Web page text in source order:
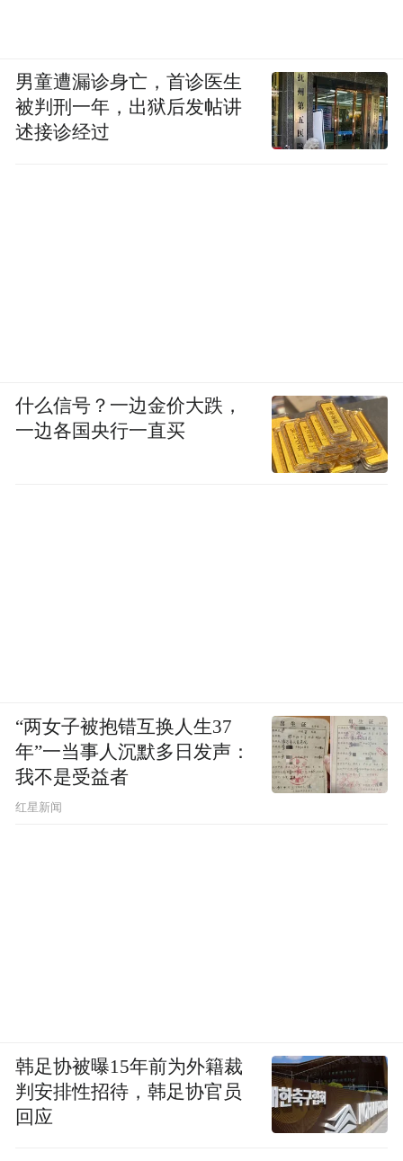
男童遭漏诊身亡，首诊医生
被判刑一年，出狱后发帖讲
述接诊经过
什么信号？一边金价大跌，
一边各国央行一直买
“两女子被抱错互换人生37
年”一当事人沉默多日发声：
我不是受益者
红星新闻
韩足协被曝15年前为外籍裁
判安排性招待，韩足协官员
回应